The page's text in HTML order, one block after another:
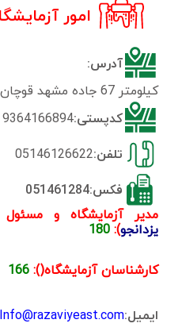
امور
آدرس:
کیلومتر 67 جاده مشهد قوچان - شرکت خمیرمایه رضوی
کدپستی:9364166894
تلفن:05146126622
فکس:051461284
مدیر آزمایشگاه و
یزدانجو):
180
کارشناسان آزمایشگاه():166
ایمیل:Info@razaviyeast.com